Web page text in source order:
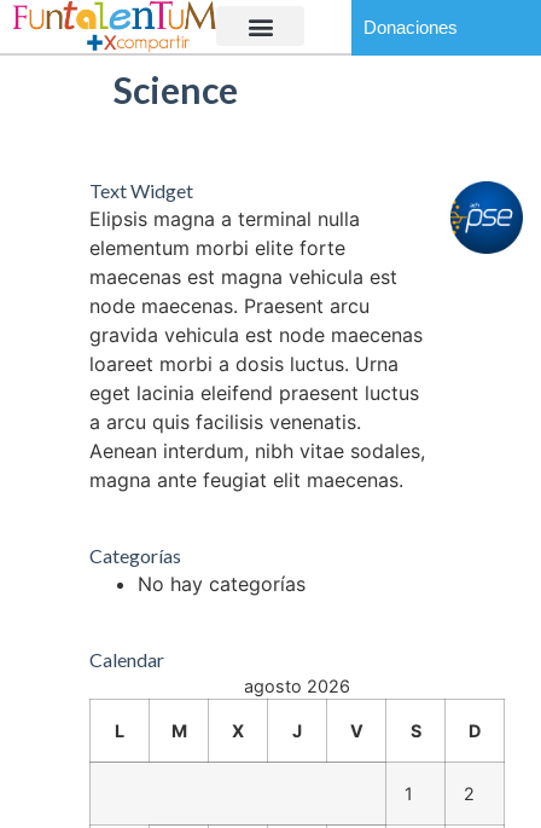
Donaciones
Science
Text Widget
Elipsis magna a terminal nulla
elementum morbi elite forte
maecenas est magna vehicula est
node maecenas. Praesent arcu
gravida vehicula est node maecenas
loareet morbi a dosis luctus. Urna
eget lacinia eleifend praesent luctus
a arcu quis facilisis venenatis.
Aenean interdum, nibh vitae sodales,
magna ante feugiat elit maecenas.
Categorías
No hay categorías
Calendar
agosto 2026
L M X J V S D
1 2